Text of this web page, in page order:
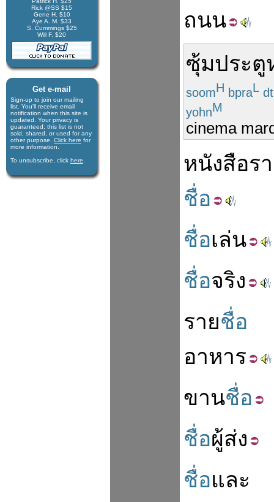
Rick @SS $15
Gene H. $10
Aye A. M. $33
S. Cummings $25
Will F. $20
Get e-mail
Sign-up to join our mail­ing
list. You'll receive e­mail
notification when this site is
updated. Your privacy is
guaran­teed; this list is not
sold, shared, or used for any
other purpose. Click here for
more infor­mation.
To unsubscribe, click here
ถนน
ซุ้มประตู
soomH bpraL
yohnM
cinema
หนังสือร
ชื่อ
ชื่อเล่น
ชื่อจริง
รายชื่อ
อาหาร
ขานชื่อ
ชื่อผู้ส่ง
ชื่อและ